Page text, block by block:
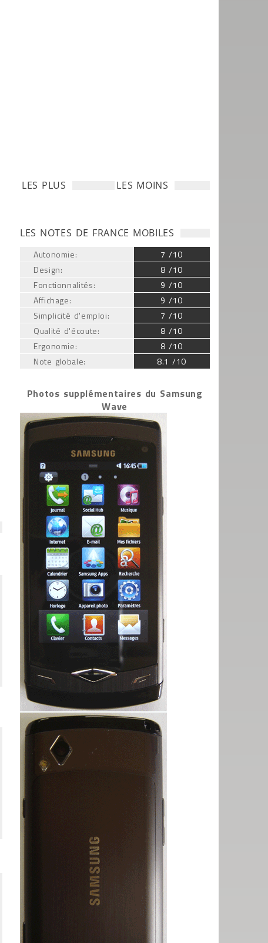
LES PLUS LES MOINS
LES NOTES DE FRANCE MOBILES
Autonomie:
Design:
Fonctionnalités:
Affichage:
Simplicité d'emploi:
Qualité d'écoute:
Ergonomie:
Note globale:
7 /10
8 /10
9 /10
9 /10
7 /10
8 /10
8 /10
8.1 /10
Photos supplémentaires du Samsung
Wave